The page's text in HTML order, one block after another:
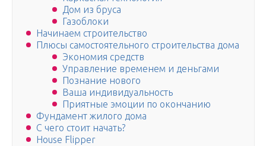
Дом из бруса
Газоблоки
Начинаем строительство
Плюсы самостоятельного строительства дома
Экономия средств
Управление временем и деньгами
Познание нового
Ваша индивидуальность
Приятные эмоции по окончанию
Фундамент жилого дома
С чего стоит начать?
House Flipper